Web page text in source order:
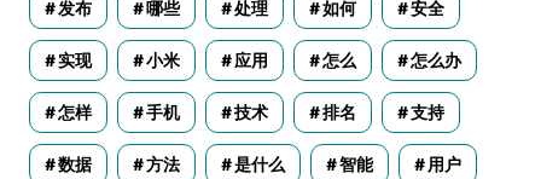
发布 哪些 处理 如何 安全
实现 小米 应用 怎么 怎么办
怎样 手机 技术 排名 支持
数据 方法 是什么 智能 用户